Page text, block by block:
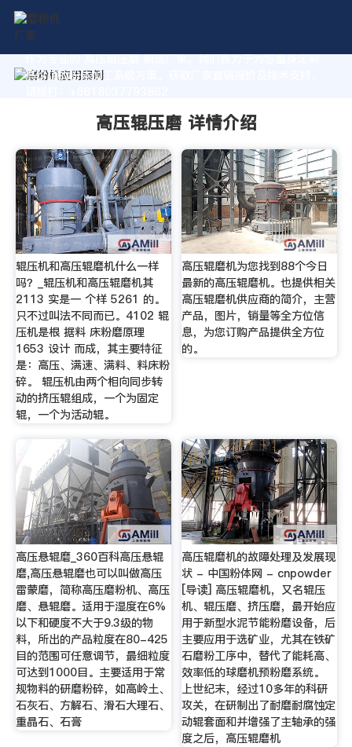
作为专业的 高压辊压磨 制造厂家，我们致力于为您量身定制
高价值的粉体加工系统方案。获取厂家直销报价及技术支持，
高压辊压磨 详情介绍
辊压机和高压辊磨机什么一样
吗？_辊压机和高压辊磨机其
2113 实是一 个样 5261 的。
只不过叫法不同而已。4102 辊
压机是根 据料 床粉磨原理
1653 设计 而成，其主要特征
是：高压、满速、满料、料床粉
碎。 辊压机由两个相向同步转
动的挤压辊组成，一个为固定
辊，一个为活动辊。
高压辊磨机为您找到88个今日
最新的高压辊磨机。也提供相关
高压辊磨机供应商的简介，主营
产品，图片，销量等全方位信
息，为您订购产品提供全方位
的。
高压悬辊磨_360百科高压悬辊
磨,高压悬辊磨也可以叫做高压
雷蒙磨，简称高压磨粉机、高压
磨、悬辊磨。适用于湿度在6%
以下和硬度不大于9.3级的物
料，所出的产品粒度在80-425
目的范围可任意调节，最细粒度
可达到1000目。主要适用于常
规物料的研磨粉碎，如高岭土、
石灰石、方解石、滑石大理石、
重晶石、石膏
高压辊磨机的故障处理及发展现
状 - 中国粉体网 - cnpowder
[导读] 高压辊磨机，又名辊压
机、辊压磨、挤压磨，最开始应
用于新型水泥节能粉磨设备，后
主要应用于选矿业，尤其在铁矿
石磨粉工序中，替代了能耗高、
效率低的球磨机预粉磨系统。
上世纪末，经过10多年的科研
攻关，在研制出了耐磨耐腐蚀定
动辊套面和并增强了主轴承的强
度之后，高压辊磨机